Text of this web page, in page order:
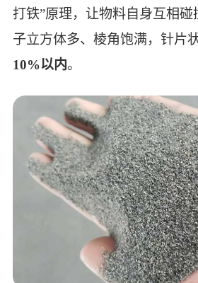
打铁”原理，让物料自身互相
子立方体多、棱角饱满，针片
10%以内。